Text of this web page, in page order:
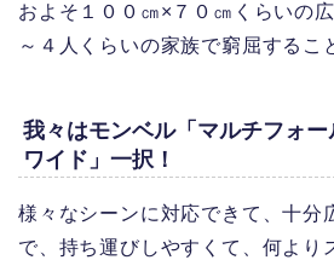
およそ１００㎝×７０㎝くらいの
～４人くらいの家族で窮屈するこ
我々はモンベル「マルチフォ
ワイド」一択！
様々なシーンに対応できて、十分
で、持ち運びしやすくて、何より